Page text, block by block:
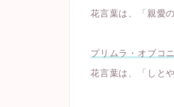
花言葉は、「親愛
プリムラ・オブコ
花言葉は、「しと